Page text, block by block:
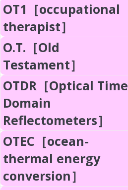
OT1［occupational
therapist］
O.T.［Old
Testament］
OTDR［Optical Time
Domain
Reflectometers］
OTEC［ocean-
thermal energy
conversion］